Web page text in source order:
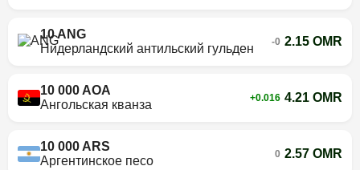
10 ANG
Нидерландский антильский гульден
-0 2.15 OMR
10 000 AOA
Ангольская кванза
+0.016 4.21 OMR
10 000 ARS
Аргентинское песо
0 2.57 OMR